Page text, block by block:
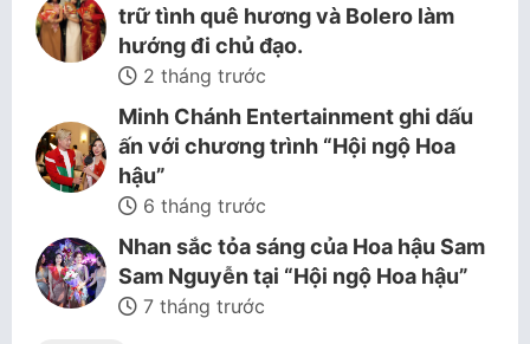
trữ tình quê hương và Bolero làm
hướng đi chủ đạo.
2 tháng trước
Minh Chánh Entertainment ghi dấu
ấn với chương trình “Hội ngộ Hoa
hậu”
6 tháng trước
Nhan sắc tỏa sáng của Hoa hậu Sam
Sam Nguyễn tại “Hội ngộ Hoa hậu”
7 tháng trước